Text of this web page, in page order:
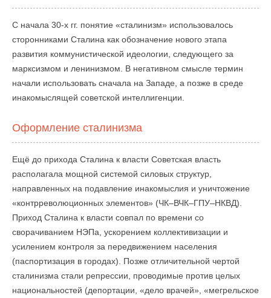
С начала 30-х гг. понятие «сталинизм» использовалось
сторонниками Сталина как обозначение нового этапа
развития коммунистической идеологии, следующего за
марксизмом и ленинизмом. В негативном смысле термин
начали использовать сначала на Западе, а позже в среде
инакомыслящей советской интеллигенции.
Оформление сталинизма
Ещё до прихода Сталина к власти Советская власть
располагала мощной системой силовых структур,
направленных на подавление инакомыслия и уничтожение
«контрреволюционных элементов» (ЧК–ВЧК–ГПУ–НКВД).
Приход Сталина к власти совпал по времени со
сворачиванием НЭПа, ускорением коллективизации и
усилением контроля за передвижением населения
(паспортизация в городах). Позже отличительной чертой
сталинизма стали репрессии, проводимые против целых
национальностей (депортации, «дело врачей», «мегрельское